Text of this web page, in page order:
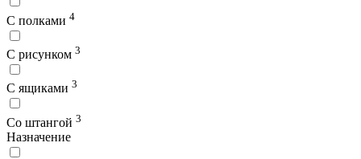
С полками 4
С рисунком 3
С ящиками 3
Со штангой 3
Назначение